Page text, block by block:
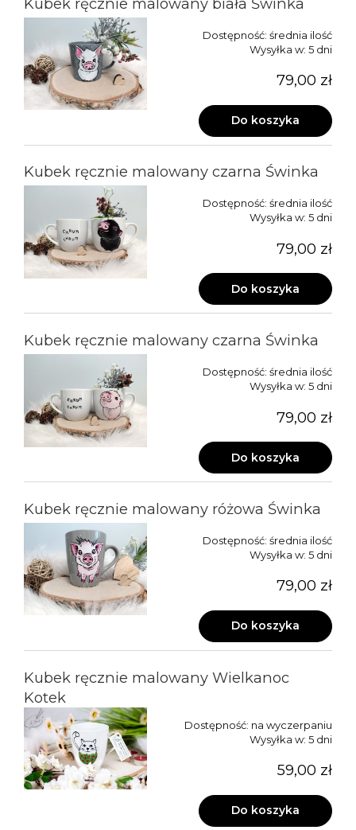
Dostępność: średnia ilość
Wysyłka w: 5 dni
79,00 zł
Do koszyka
Kubek ręcznie malowany czarna Świnka
Dostępność: średnia ilość
Wysyłka w: 5 dni
79,00 zł
Do koszyka
Kubek ręcznie malowany czarna Świnka
Dostępność: średnia ilość
Wysyłka w: 5 dni
79,00 zł
Do koszyka
Kubek ręcznie malowany różowa Świnka
Dostępność: średnia ilość
Wysyłka w: 5 dni
79,00 zł
Do koszyka
Kubek ręcznie malowany Wielkanoc
Kotek
Dostępność: na wyczerpaniu
Wysyłka w: 5 dni
59,00 zł
Do koszyka